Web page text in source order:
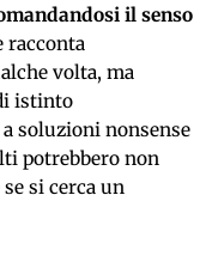
il senso
racconta
volta, ma
istinto
soluzioni nonsense
potrebbero non
si cerca un